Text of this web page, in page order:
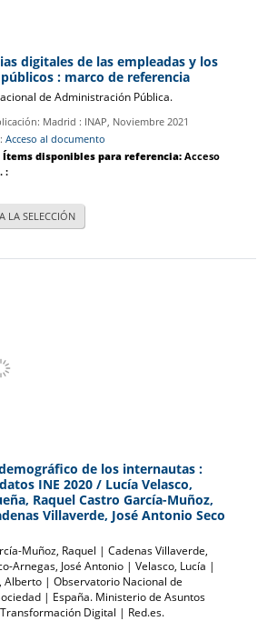
digitales de las empleadas y los
: marco de referencia
de Administración Pública.
Madrid : INAP, Noviembre 2021
Acceso al documento
Ítems disponibles para referencia:Acceso
:
LA SELECCIÓN
de los internautas :
INE 2020/ Lucía Velasco,
Raquel Castro García-Muñoz,
Villaverde, José Antonio Seco
Muñoz, Raquel |Cadenas Villaverde,
Arnegas, José Antonio |Velasco, Lucía |
Alberto |Observatorio Nacional de
| España. Ministerio de Asuntos
Digital | Red.es.